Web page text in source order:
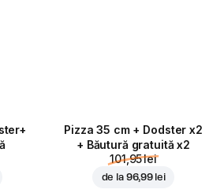
Pizza 35 cm + Dodster x2
+ Băutură gratuită x2
101,95 lei
de la 96,99 lei